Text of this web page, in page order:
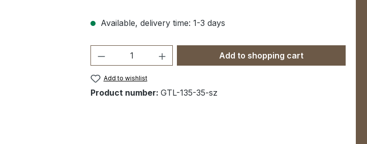
Available, delivery time: 1-3 days
Product Quantity: Enter the desired amount
Add to shopping cart
Add to wishlist
Product number:GTL-135-35-sz